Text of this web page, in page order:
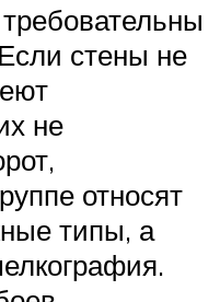
стены не
не
относят
типы, а